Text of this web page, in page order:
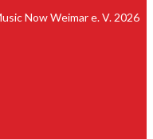
Now Weimar e. V. 2026